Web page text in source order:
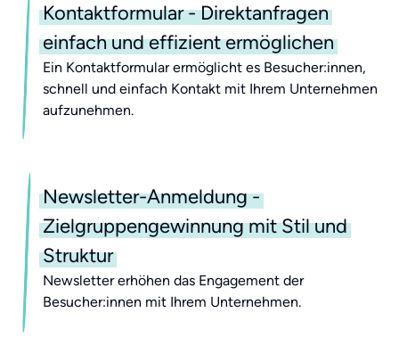
Kontaktformular - Direktanfragen
einfach und effizient ermöglichen
Ein Kontaktformular ermöglicht es Besucher:innen,
schnell und einfach Kontakt mit Ihrem Unternehmen
aufzunehmen.
Newsletter-Anmeldung -
Zielgruppengewinnung mit Stil und
Struktur
Newsletter erhöhen das Engagement der
Besucher:innen mit Ihrem Unternehmen.